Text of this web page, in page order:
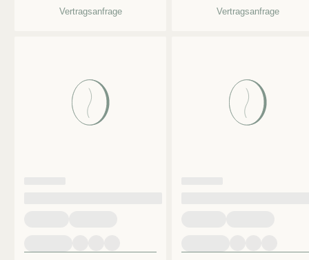
Vertragsanfrage Vertragsanfrage